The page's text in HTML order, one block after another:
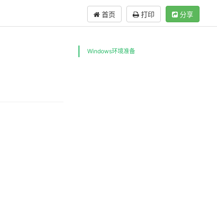
首页 打印 分享
Windows环境准备